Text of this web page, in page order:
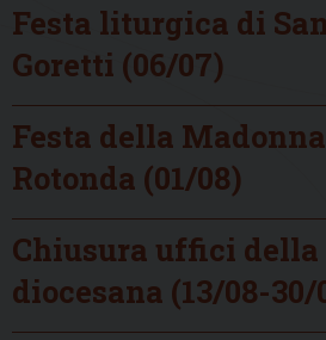
Festa liturgica di
Goretti (06/07)
Festa della
Rotonda (01/08)
Chiusura uffici della
diocesana (13/08-30/